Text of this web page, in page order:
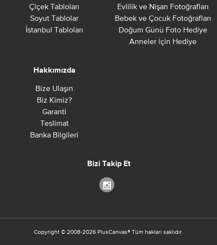
Çiçek Tabloları
Soyut Tablolar
İstanbul Tabloları
Evlilik ve Nişan Fotoğrafları
Bebek ve Çocuk Fotoğrafları
Doğum Günü Foto Hediye
Anneler için Hediye
Hakkımızda
Bize Ulaşın
Biz Kimiz?
Garanti
Teslimat
Banka Bilgileri
Bizi Takip Et
Copyright © 2008-2026 PlusCanvas® Tüm hakları saklıdır.